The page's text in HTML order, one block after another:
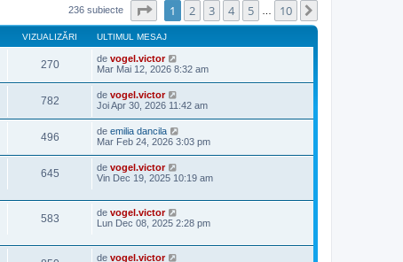
236 subiecte Pagina1 din 10
1 2 3 4 5 10
VIZUALIZĂRI ULTIMUL MESAJ
270 de vogel.victor
Mar Mai 12, 2026 8:32 am
782 de vogel.victor
Joi Apr 30, 2026 11:42 am
496 de emilia dancila
Mar Feb 24, 2026 3:03 pm
645 de vogel.victor
Vin Dec 19, 2025 10:19 am
583 de vogel.victor
Lun Dec 08, 2025 2:28 pm
de vogel.victor